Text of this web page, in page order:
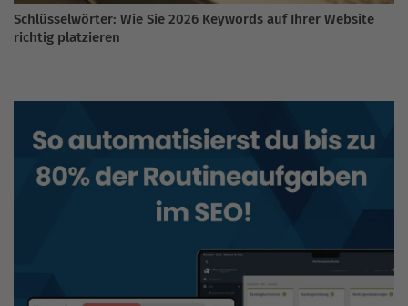
Schlüsselwörter: Wie Sie 2026 Keywords auf Ihrer Website
richtig platzieren